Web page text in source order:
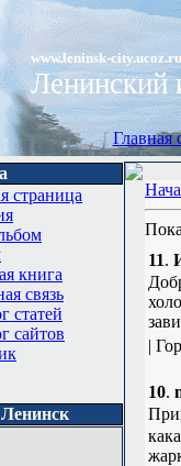
www.leninsk-city.ucoz.ru
Ленинский
[Главная
страница
книга
связь
статей
сайтов
Ленинск
11.
|
10.